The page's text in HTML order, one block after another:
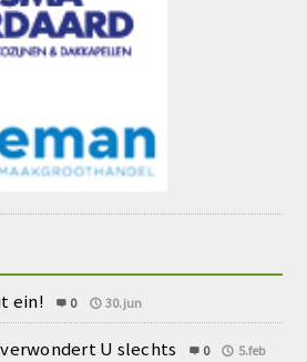
ein! 0 30.jun
U slechts 0 5.feb